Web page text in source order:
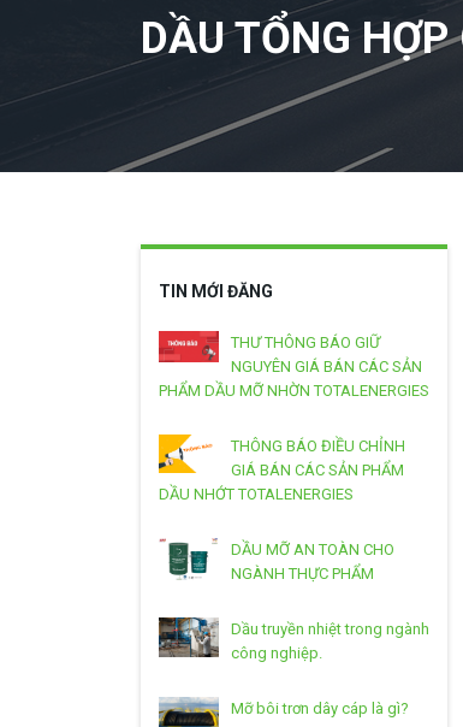
DẦU TỔNG
TIN MỚI ĐĂNG
THƯ THÔNG BÁO GIỮ
NGUYÊN GIÁ BÁN CÁC SẢN
PHẨM DẦU MỠ NHỜN TOTALENERGIES
THÔNG BÁO ĐIỀU CHỈNH
GIÁ BÁN CÁC SẢN PHẨM
DẦU NHỚT TOTALENERGIES
DẦU MỠ AN TOÀN CHO
NGÀNH THỰC PHẨM
Dầu truyền nhiệt trong ngành
công nghiệp.
Mỡ bôi trơn dây cáp là gì?